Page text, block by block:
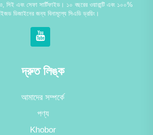
এবং সেফা সার্টিফাইড। ১০ বছরের ওয়ারান্টি এবং ১০০%
ডিজাইনের জন্য বিনামূল্যে সিএডি ড্রয়িং।
দ্রুত লিঙ্ক
আমাদের সম্পর্কে
পণ্য
Khobor